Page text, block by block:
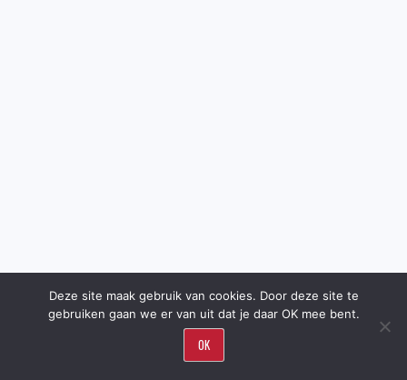
Deze site maak gebruik van cookies. Door deze site te
gebruiken gaan we er van uit dat je daar OK mee bent.
OK